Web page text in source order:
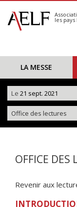
S'abonner
Calendrier
les
LA MESSE
Le 21 sept. 2021
Office des lectures
OFFICE DES
Revenir aux